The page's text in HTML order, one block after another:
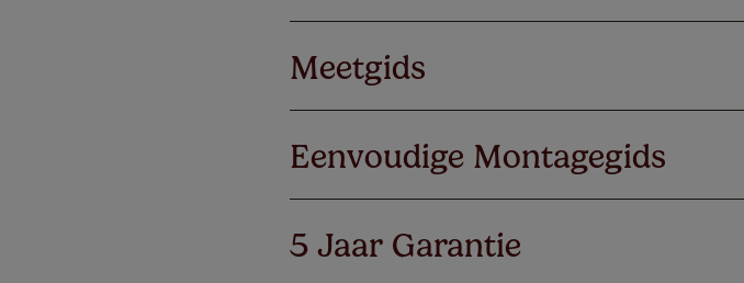
Meetgids
Eenvoudige Montagegids
5 Jaar Garantie